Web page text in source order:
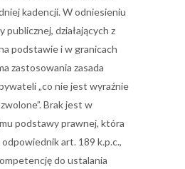
kadencji. W odniesieniu
publicznej, działających z
podstawie i w granicach
zastosowania zasada
„co nie jest wyraźnie
Brak jest w
podstawy prawnej, która
art. 189 k.p.c.,
do ustalania